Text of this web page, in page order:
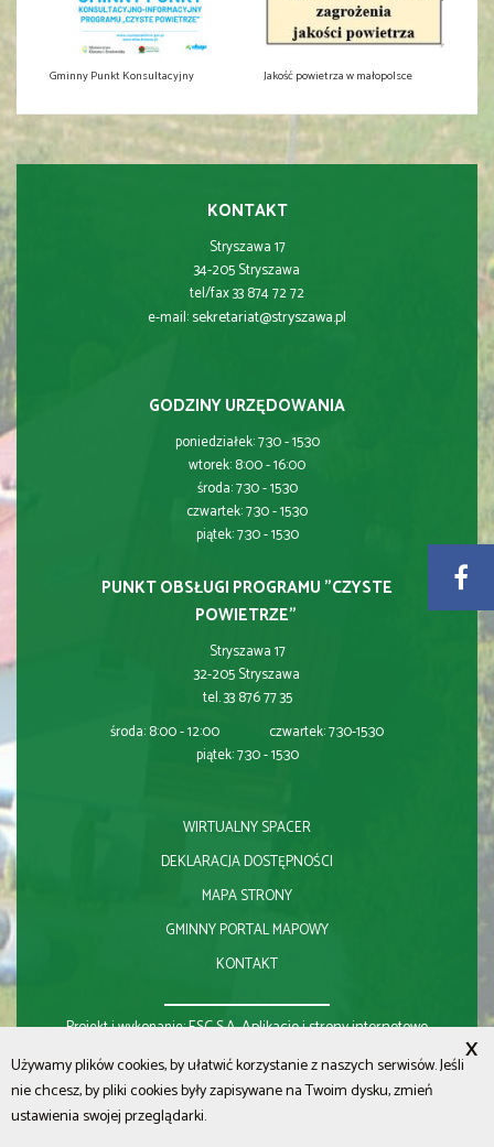
Gminny Punkt Konsultacyjny Jakość powietrza w małopolsce
KONTAKT
Stryszawa 17
34-205 Stryszawa
tel/fax 33 874 72 72
e-mail:sekretariat@stryszawa.pl
GODZINY URZĘDOWANIA
poniedziałek: 7:30 - 15:30
wtorek: 8:00 - 16:00
środa: 7:30 - 15:30
czwartek: 7:30 - 15:30
piątek: 7:30 - 15:30
PUNKT OBSŁUGI PROGRAMU "CZYSTE
POWIETRZE"
Stryszawa 17
32-205 Stryszawa
tel. 33 876 77 35
środa: 8:00 - 12:00 czwartek: 7:30-15:30
piątek: 7:30 - 15:30
WIRTUALNY SPACER
DEKLARACJA DOSTĘPNOŚCI
MAPA STRONY
GMINNY PORTAL MAPOWY
KONTAKT
Projekt i wykonanie:ESC S.A.Aplikacje i strony internetowe
Używamy plików cookies, by ułatwić korzystanie z naszych serwisów. Jeśli
nie chcesz, by pliki cookies były zapisywane na Twoim dysku, zmień
ustawienia swojej przeglądarki.
X